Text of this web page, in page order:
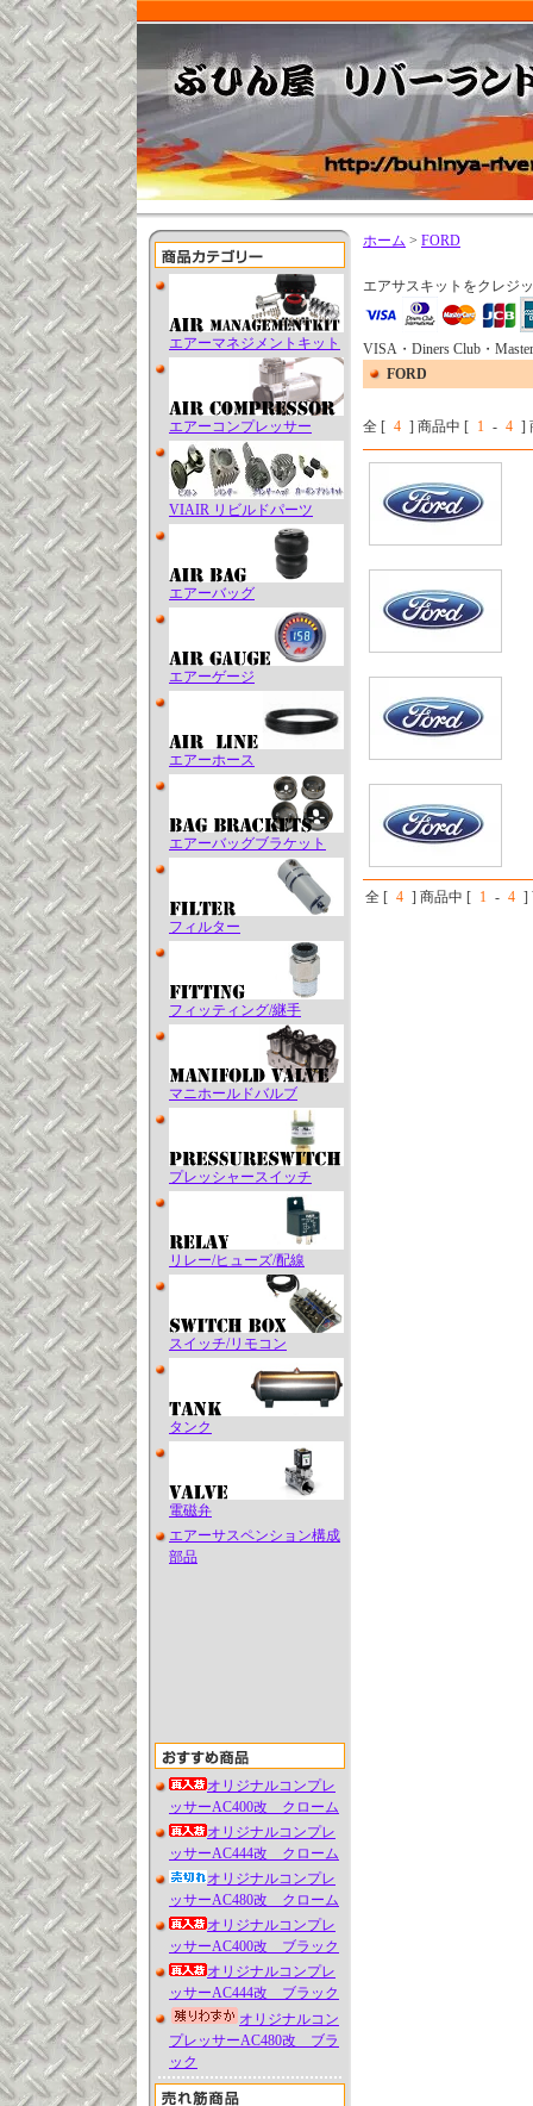
エアーマネジメントキット
エアーコンプレッサー
VIAIR リビルドパーツ
エアーバッグ
エアーゲージ
エアーホース
エアーバッグブラケット
フィルター
フィッティング/継手
マニホールドバルブ
プレッシャースイッチ
リレー/ヒューズ/配線
スイッチ/リモコン
タンク
電磁弁
エアーサスペンション構成
部品
オリジナルコンプレ
ッサーAC400改 クローム
オリジナルコンプレ
ッサーAC444改 クローム
オリジナルコンプレ
ッサーAC480改 クローム
オリジナルコンプレ
ッサーAC400改 ブラック
オリジナルコンプレ
ッサーAC444改 ブラック
オリジナルコン
プレッサーAC480改 ブラ
ック
ホーム > FORD
エアサスキットをクレジ
VISA・Diners Club・
FORD
全 [ 4 ] 商品中 [ 1 - 4 ]
全 [ 4 ] 商品中 [ 1 - 4 ]